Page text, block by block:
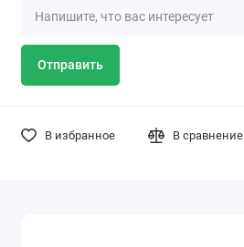
Отправить
В избранное В сравнение